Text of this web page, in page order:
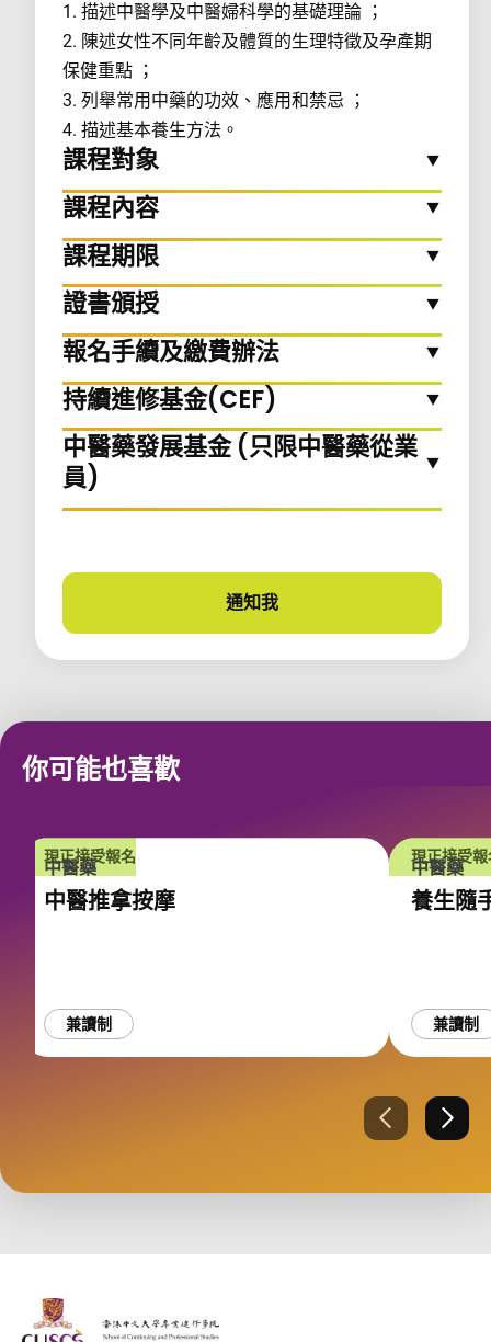
1. 描述中醫學及中醫婦科學的基礎理論 ；
2. 陳述女性不同年齡及體質的生理特徵及孕產期
保健重點 ；
3. 列舉常用中藥的功效、應用和禁忌 ；
4. 描述基本養生方法。
課程對象
課程內容
課程期限
證書頒授
報名手續及繳費辦法
持續進修基金(CEF)
中醫藥發展基金 (只限中醫藥從業
員)
通知我
你可能也喜歡
現正接受報名
中醫藥
中醫推拿按摩
兼讀制
現正接受報
中醫藥
養生隨
兼讀制
上一張 下一
The Chinese Univeristy of hong Kong